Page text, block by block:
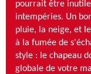
pourrait être
intempéries. Un
pluie, la neige, et
à la fumée de
style : le chapeau
globale de votre